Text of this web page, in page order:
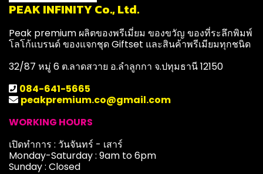
PEAK INFINITY Co., Ltd.
Peak premium ผลิตของพรีเมี่ยม ของขวัญ ของที่ระลึกพิมพ์
โลโก้แบรนด์ ของแจกชุด Giftset และสินค้าพรีเมียมทุกชนิด
32/87 หมู่ 6 ต.ลาดสวาย อ.ลำลูกกา จ.ปทุมธานี 12150
084-641-5665
peakpremium.co@gmail.com
WORKING HOURS
เปิดทำการ : วันจันทร์ - เสาร์
Monday-Saturday : 9am to 6pm
Sunday : Closed